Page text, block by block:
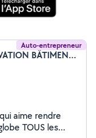
Auto-entrepreneur
Iqbal Hussain (ASA RENOVATION BÂTIMENT)
aime rendre